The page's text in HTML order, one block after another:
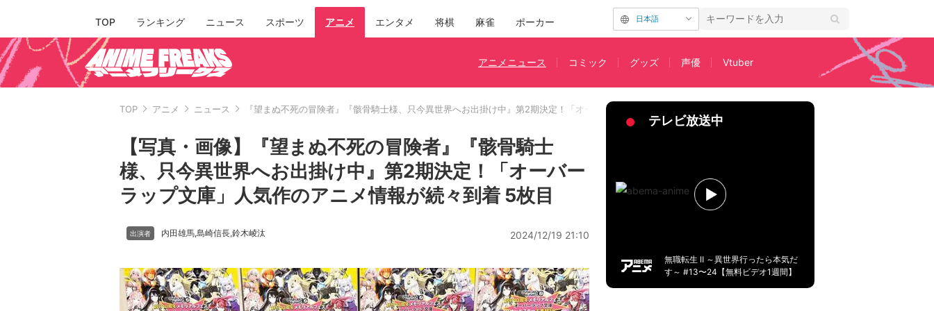
TOP ランキング ニュース スポーツ アニメ エンタメ 将棋 麻雀 ポーカー 日本語
アニメニュース コミック グッズ 声優 Vtuber
TOP アニメ ニュース 『望まぬ不死の冒険者』『骸骨騎士様、只今異世界へお出掛け中』第2期決定！「オーバーラップ文庫」人気作のアニメ情報が続々到着
【写真・画像】『望まぬ不死の冒険者』『骸骨騎士
様、只今異世界へお出掛け中』第2期決定！「オーバー
ラップ文庫」人気作のアニメ情報が続々到着 5枚目
内田雄馬,島崎信長,鈴木崚汰 2024/12/19 21:10
テレビ放送中
無職転生 Ⅱ ～異世界行ったら本気だ
す～ #13〜24【無料ビデオ1週間】